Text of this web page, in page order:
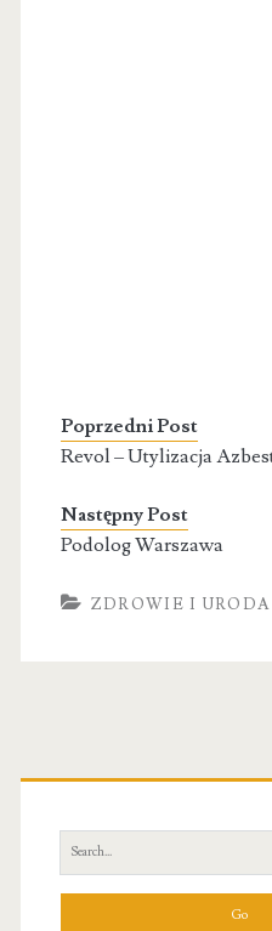
Poprzedni Post
Revol – Utylizacja
Następny Post
Podolog Warszawa
ZDROWIE I URODA
Primary
Sidebar
Search
for: